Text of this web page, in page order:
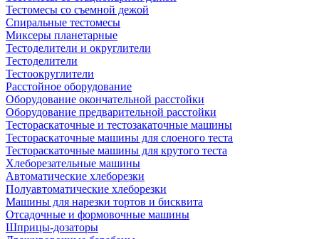
Тестомесы со съемной дежой
Спиральные тестомесы
Миксеры планетарные
Тестоделители и округлители
Тестоделители
Тестоокруглители
Расстойное оборудование
Оборудование окончательной расстойки
Оборудование предварительной расстойки
Тестораскаточные и тестозакаточные машины
Тестораскаточные машины для слоеного теста
Тестораскаточные машины для крутого теста
Хлеборезательные машины
Автоматические хлеборезки
Полуавтоматические хлеборезки
Машины для нарезки тортов и бисквита
Отсадочные и формовочные машины
Шприцы-дозаторы